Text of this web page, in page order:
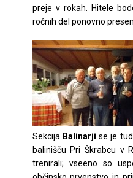
preje v rokah. Hitele
ročnih del ponovno
Sekcija Balinarji se je
balinišču Pri Škrabcu v
trenirali; vseeno so